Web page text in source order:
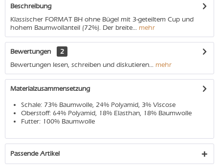
Beschreibung
Klassischer FORMAT BH ohne Bügel mit 3-geteiltem Cup und
hohem Baumwollanteil (72%). Der breite... mehr
Bewertungen
2
Bewertungen lesen, schreiben und diskutieren... mehr
Materialzusammensetzung
Schale: 73% Baumwolle, 24% Polyamid, 3% Viscose
Oberstoff: 64% Polyamid, 18% Elasthan, 18% Baumwolle
Futter: 100% Baumwolle
Passende Artikel